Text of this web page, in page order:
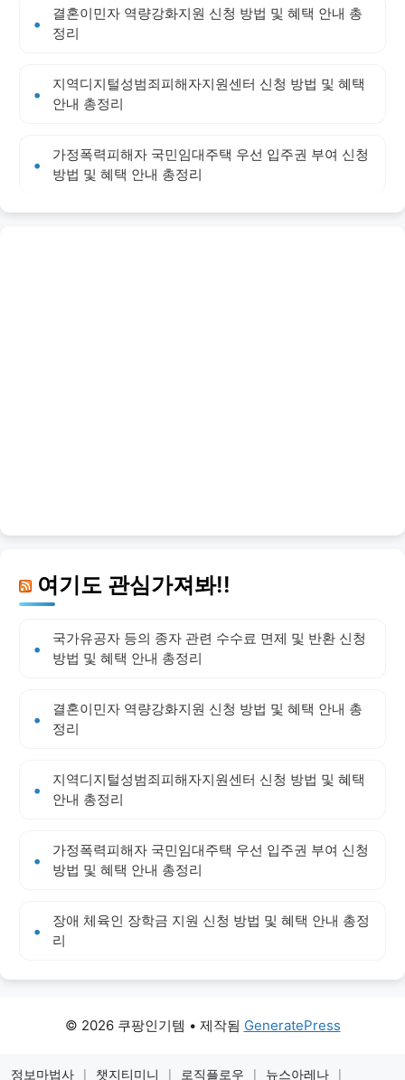
결혼이민자 역량강화지원 신청 방법 및 혜택 안내 총
정리
지역디지털성범죄피해자지원센터 신청 방법 및 혜택
안내 총정리
가정폭력피해자 국민임대주택 우선 입주권 부여 신청
방법 및 혜택 안내 총정리
여기도 관심가져봐!!
국가유공자 등의 종자 관련 수수료 면제 및 반환 신청
방법 및 혜택 안내 총정리
결혼이민자 역량강화지원 신청 방법 및 혜택 안내 총
정리
지역디지털성범죄피해자지원센터 신청 방법 및 혜택
안내 총정리
가정폭력피해자 국민임대주택 우선 입주권 부여 신청
방법 및 혜택 안내 총정리
장애 체육인 장학금 지원 신청 방법 및 혜택 안내 총정
리
© 2026 쿠팡인기템 • 제작됨 GeneratePress
정보마법사 | 챗지티미니 | 로직플로우 | 뉴스아레나 |